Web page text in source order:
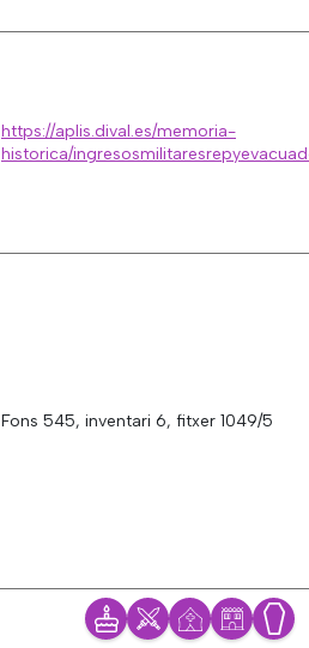
https://aplis.dival.es/memoria-
historica/
Fons 545, inventari 6, fitxer 1049/5